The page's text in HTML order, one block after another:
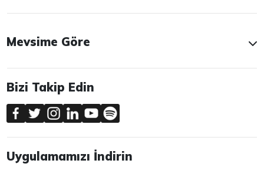
Mevsime Göre
Bizi Takip Edin
Uygulamamızı İndirin